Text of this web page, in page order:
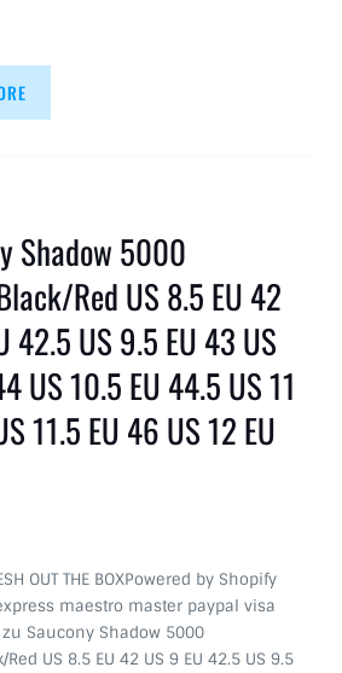
Shadow 5000
Red US 8.5 EU 42
42.5 US 9.5 EU 43 US
US 10.5 EU 44.5 US 11
11.5 EU 46 US 12 EU
OUT THE BOXPowered by Shopify
maestro master paypal visa
Saucony Shadow 5000
US 8.5 EU 42 US 9 EU 42.5 US 9.5